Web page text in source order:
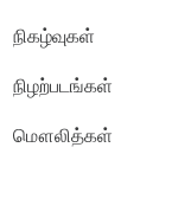
நிகழ்வுகள்
நிழற்படங்கள்
மௌலித்கள்